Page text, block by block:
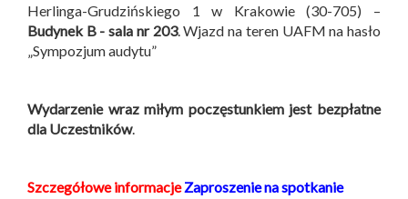
Herlinga-Grudzińskiego 1 w Krakowie (30-705) –
Budynek B - sala nr 203. Wjazd na teren UAFM na hasło
„Sympozjum audytu”
Wydarzenie wraz miłym poczęstunkiem jest bezpłatne
dla Uczestników.
Szczegółowe informacje Zaproszenie na spotkanie